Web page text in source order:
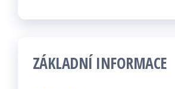
ZÁKLADNÍ INFORMACE